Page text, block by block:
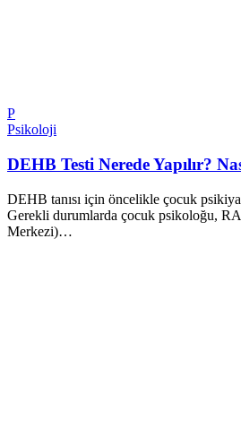
P
Psikoloji
DEHB Testi Nerede Yapılır?
DEHB tanısı için öncelikle çocuk
Gerekli durumlarda çocuk psikoloğu,
Merkezi)…